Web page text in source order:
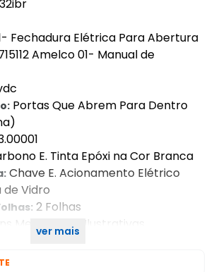
Fechadura Elétrica Para Abertura
Amelco 01- Manual de
Portas Que Abrem Para Dentro
E. Tinta Epóxi na Cor Branca
Chave E. Acionamento Elétrico
de Vidro
2 Folhas
Meramente Ilustrativas.
ver mais